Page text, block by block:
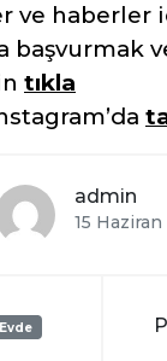
ve haberler
başvurmak
tıkla
admin
15
Evde